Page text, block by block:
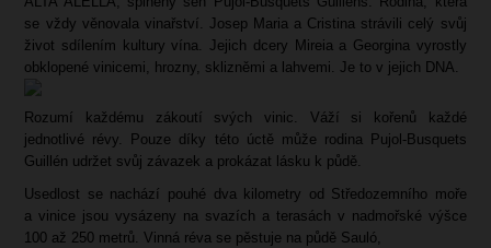
se vždy věnovala vinařství. Josep Maria a Cristina strávili celý svůj
život sdílením kultury vína. Jejich dcery Mireia a Georgina vyrostly
obklopené vinicemi, hrozny, sklizněmi a lahvemi. Je to v jejich DNA.
Rozumí každému zákoutí svých vinic. Váží si kořenů každé
jednotlivé révy. Pouze díky této úctě může rodina Pujol-Busquets
Guillén udržet svůj závazek a prokázat lásku k půdě.
Usedlost se nachází pouhé dva kilometry od Středozemního moře
a vinice jsou vysázeny na svazích a terasách v nadmořské výšce
100 až 250 metrů. Vinná réva se pěstuje na půdě Sauló,